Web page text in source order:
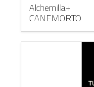
Alchemilla+
CANEMORTO